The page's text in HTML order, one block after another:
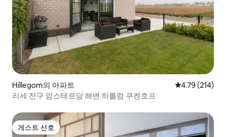
Hillegom의 아파트 평점 4.79점(5
4.79 (214)
리세 전구 암스테르담 해변 하를럼 쿠켄호프
게스트 선호
게스트 선호